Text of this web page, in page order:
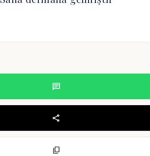
chat
share
content_copy